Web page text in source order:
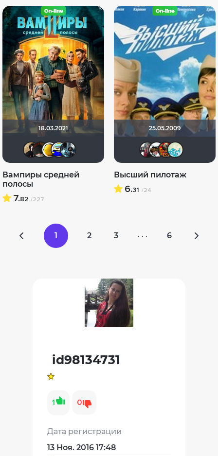
18.03.2021
NatellaVB den_chas
Вампиры средней
полосы
7.82 /227
25.05.2009
Высший пилотаж
6.31 /24
1 2 3 · · · 6
id98134731
1 0
Дата регистрации
13 Ноя. 2016 17:48